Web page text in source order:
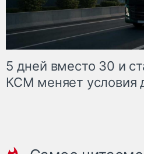
5 дней вместо 30 и
КСМ меняет условия